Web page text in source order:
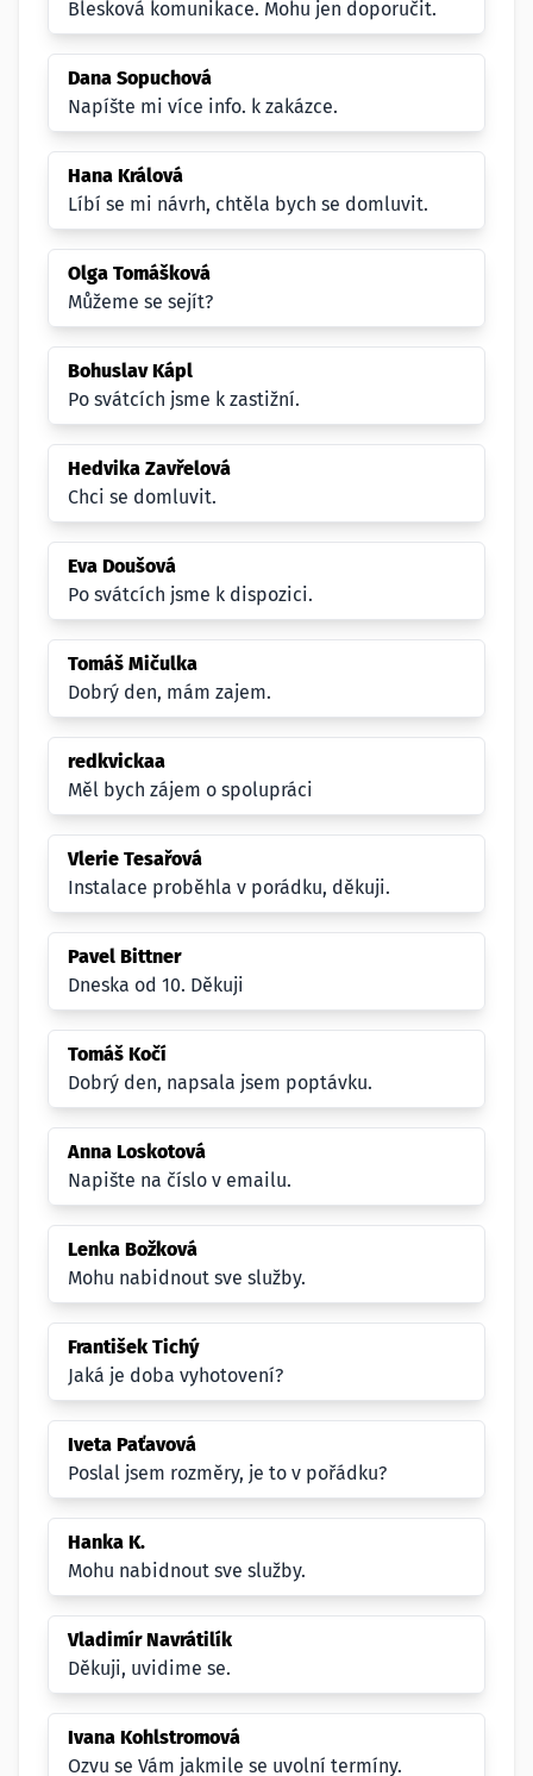
Blesková komunikace. Mohu jen doporučit.
Dana Sopuchová
Napíšte mi více info. k zakázce.
Hana Králová
Líbí se mi návrh, chtěla bych se domluvit.
Olga Tomášková
Můžeme se sejít?
Bohuslav Kápl
Po svátcích jsme k zastižní.
Hedvika Zavřelová
Chci se domluvit.
Eva Doušová
Po svátcích jsme k dispozici.
Tomáš Mičulka
Dobrý den, mám zajem.
redkvickaa
Měl bych zájem o spolupráci
Vlerie Tesařová
Instalace proběhla v porádku, děkuji.
Pavel Bittner
Dneska od 10. Děkuji
Tomáš Kočí
Dobrý den, napsala jsem poptávku.
Anna Loskotová
Napište na číslo v emailu.
Lenka Božková
Mohu nabidnout sve služby.
František Tichý
Jaká je doba vyhotovení?
Iveta Paťavová
Poslal jsem rozměry, je to v pořádku?
Hanka K.
Mohu nabidnout sve služby.
Vladimír Navrátilík
Děkuji, uvidime se.
Ivana Kohlstromová
Ozvu se Vám jakmile se uvolní termíny.